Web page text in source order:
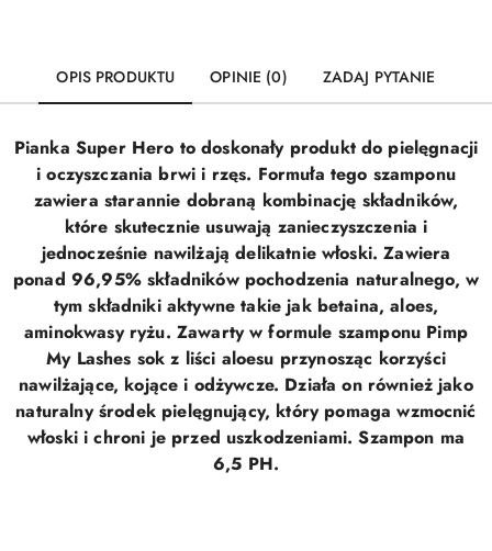
OPIS PRODUKTU OPINIE (0) ZADAJ PYTANIE
Pianka Super Hero to doskonały produkt do pielęgnacji
i oczyszczania brwi i rzęs. Formuła tego szamponu
zawiera starannie dobraną kombinację składników,
które skutecznie usuwają zanieczyszczenia i
jednocześnie nawilżają delikatnie włoski.Zawiera
ponad 96,95% składników pochodzenia naturalnego, w
tym składniki aktywne takie jak betaina, aloes,
aminokwasy ryżu. Zawarty w formule szamponu Pimp
My Lashes sok z liści aloesu przynosząc korzyści
nawilżające, kojące i odżywcze. Działa on również jako
naturalny środek pielęgnujący, który pomaga wzmocnić
włoski i chroni je przed uszkodzeniami. Szampon ma
6,5 PH.